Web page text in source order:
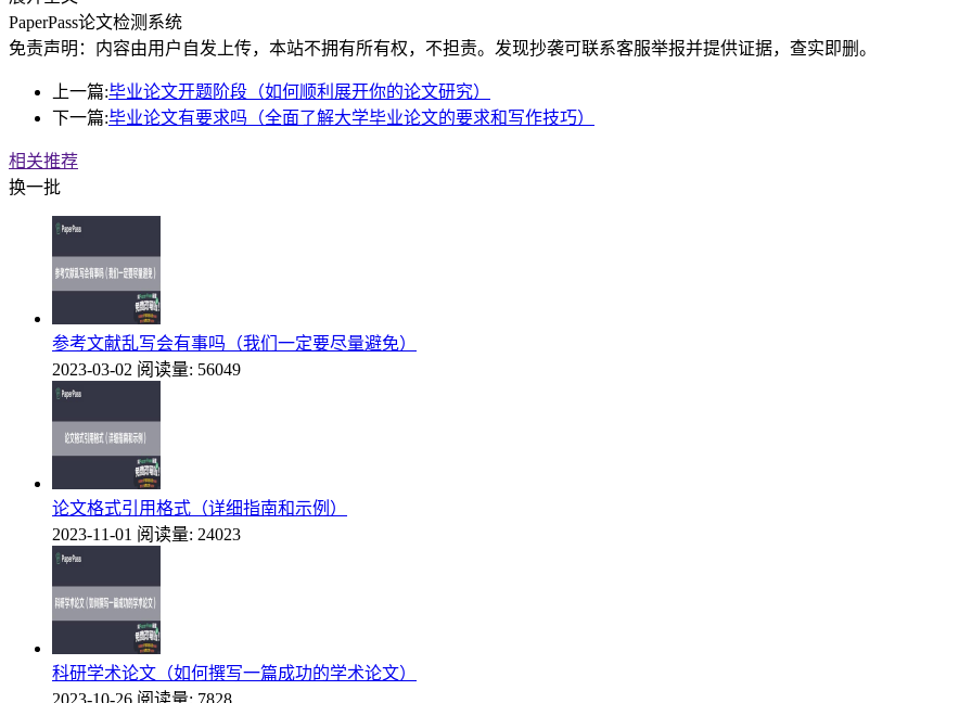
PaperPass论文检测系统
免责声明：内容由用户自发上传，本站不拥有所有权，不担责。发现抄袭可联系客服举报并提供证据，查实即删。
上一篇:毕业论文开题阶段（如何顺利展开你的论文研究）
下一篇:毕业论文有要求吗（全面了解大学毕业论文的要求和写作技巧）
相关推荐
换一批
参考文献乱写会有事吗（我们一定要尽量避免）
2023-03-02 阅读量: 56049
论文格式引用格式（详细指南和示例）
2023-11-01 阅读量: 24023
科研学术论文（如何撰写一篇成功的学术论文）
2023-10-26 阅读量: 7828